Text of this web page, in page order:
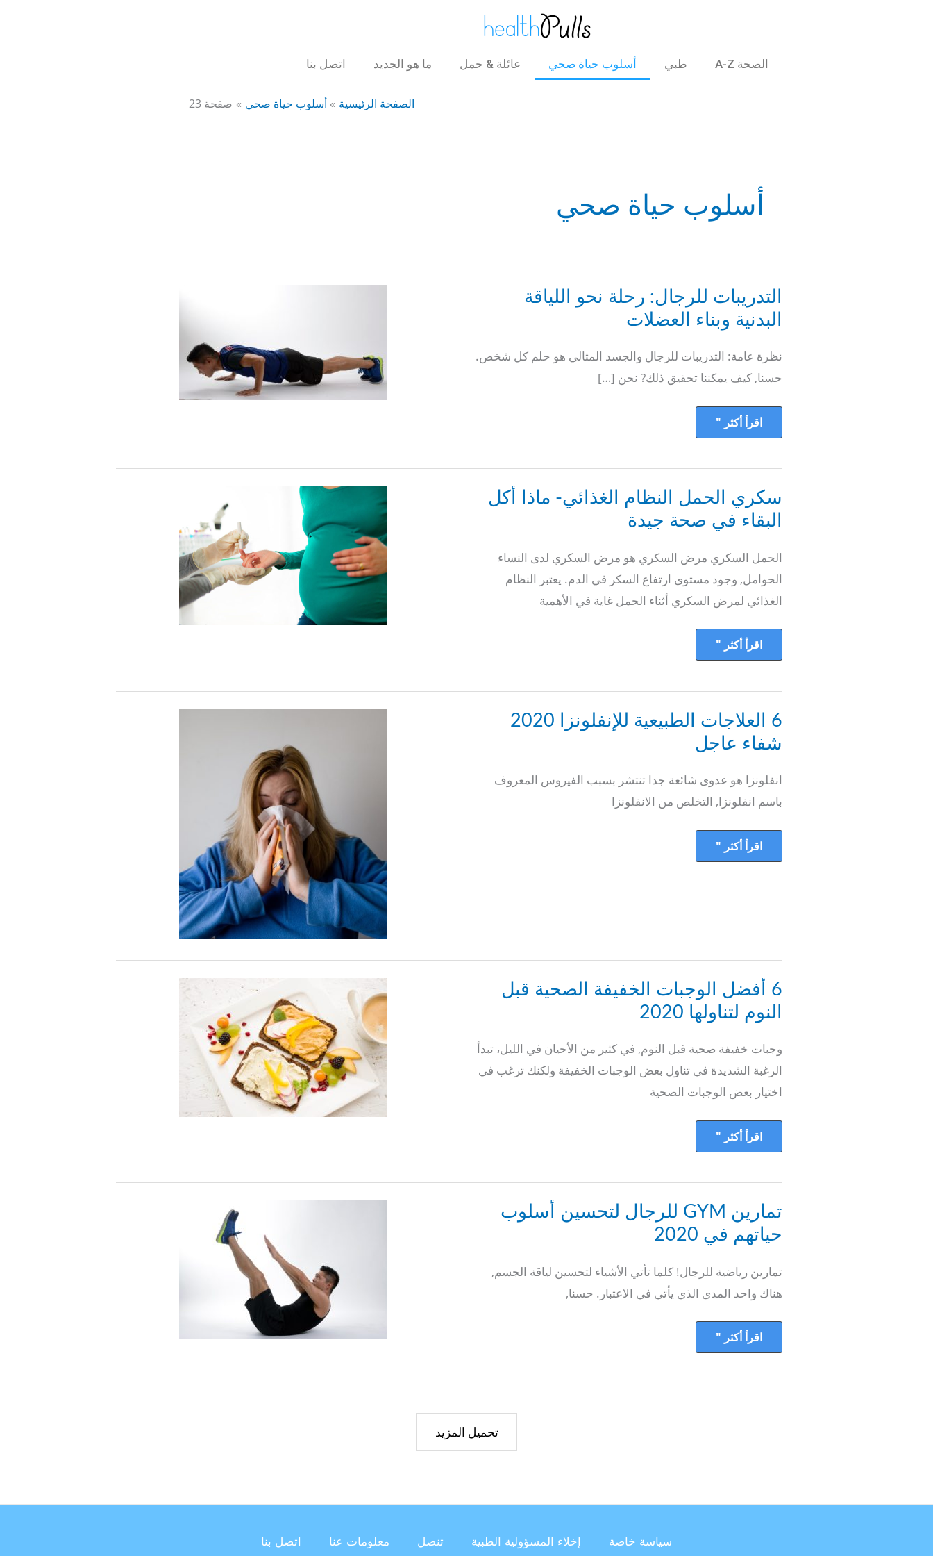
الصحة A-Z طبي أسلوب حياة صحي عائلة & حمل ما هو الجديد اتصل بنا
الصفحة الرئيسية أسلوب حياة صحي صفحة 23
أسلوب حياة صحي
التدريبات للرجال: رحلة نحو اللياقة
البدنية وبناء العضلات
نظرة عامة: التدريبات للرجال والجسد المثالي هو حلم كل شخص.
حسنا, كيف يمكننا تحقيق ذلك? نحن […]
التدريبات
للرجال:
رحلة
نحو
وبناء
العضلات
اقرأ أكثر "
سكري الحمل النظام الغذائي- ماذا أكل
البقاء في صحة جيدة
الحمل السكري مرض السكري هو مرض السكري لدى النساء
الحوامل, وجود مستوى ارتفاع السكر في الدم. يعتبر النظام
الغذائي لمرض السكري أثناء الحمل غاية في الأهمية
سكري
الحمل
النظام
الغذائي-
البقاء
في
صحة
جيدة
اقرأ أكثر "
6 العلاجات الطبيعية للإنفلونزا 2020
شفاء عاجل
انفلونزا هو عدوى شائعة جدا تنتشر بسبب الفيروس المعروف
باسم انفلونزا, التخلص من الانفلونزا
6
العلاجات
الطبيعية
للإنفلونزا
عاجل
اقرأ أكثر "
6 أفضل الوجبات الخفيفة الصحية قبل
النوم لتناولها 2020
وجبات خفيفة صحية قبل النوم, في كثير من الأحيان في الليل، تبدأ
الرغبة الشديدة في تناول بعض الوجبات الخفيفة ولكنك ترغب في
اختيار بعض الوجبات الصحية
6
أفضل
الوجبات
الخفيفة
الصحية
النوم
2020
اقرأ أكثر "
تمارين GYM للرجال لتحسين أسلوب
حياتهم في 2020
تمارين رياضية للرجال! كلما تأتي الأشياء لتحسين لياقة الجسم,
هناك واحد المدى الذي يأتي في الاعتبار. حسنا,
تمارين
GYM
للرجال
لتحسين
أسلوب
في
2020
اقرأ أكثر "
تحميل المزيد
سياسة خاصة إخلاء المسؤولية الطبية تنصل معلومات عنا اتصل بنا